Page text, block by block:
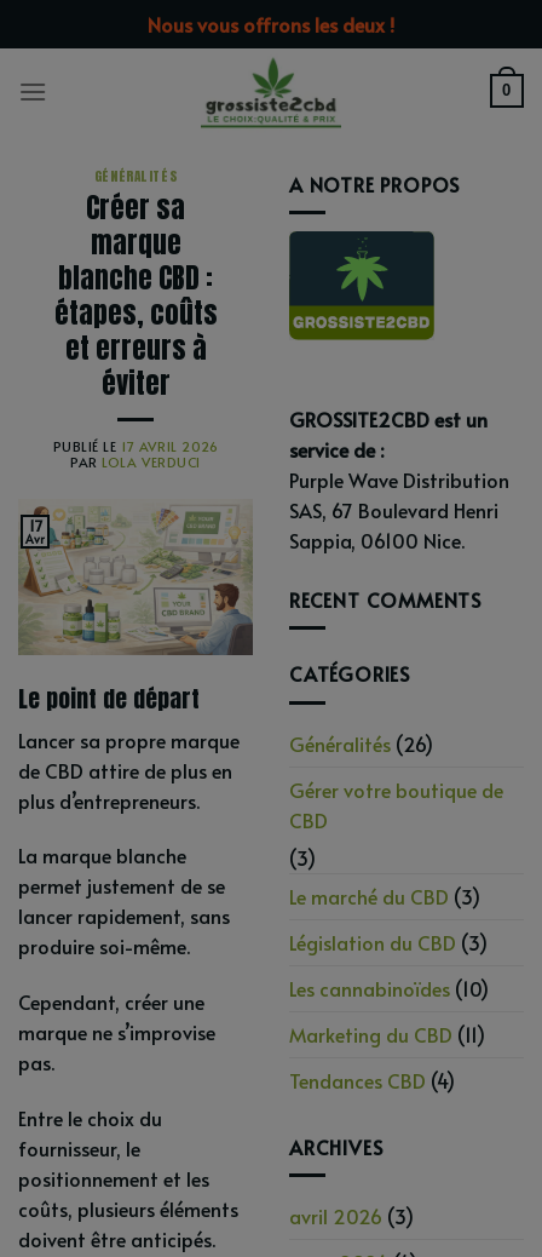
au
Nous vous offrons les deux !
0
GÉNÉRALITÉS
Créer sa
marque
blanche CBD :
étapes, coûts
et erreurs à
éviter
PUBLIÉ LE 17 AVRIL 2026
PAR LOLA VERDUCI
17
Avr
Le point de départ
Lancer sa propre marque
de CBD attire de plus en
plus d’entrepreneurs.
La marque blanche
permet justement de se
lancer rapidement, sans
produire soi-même.
Cependant, créer une
marque ne s’improvise
pas.
Entre le choix du
fournisseur, le
positionnement et les
coûts, plusieurs éléments
doivent être anticipés.
A NOTRE PROPOS
GROSSITE2CBD est un
service de :
Purple Wave Distribution
SAS, 67 Boulevard Henri
Sappia, 06100 Nice.
RECENT COMMENTS
CATÉGORIES
Généralités (26)
Gérer votre boutique de
CBD
(3)
Le marché du CBD (3)
Législation du CBD (3)
Les cannabinoïdes (10)
Marketing du CBD (11)
Tendances CBD (4)
ARCHIVES
avril 2026 (3)